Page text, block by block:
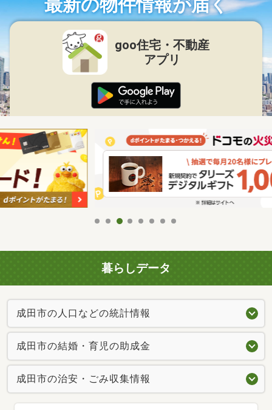
最新の物件情報が届く
goo住宅・不動産
アプリ
暮らしデータ
成田市の人口などの統計情報
成田市の結婚・育児の助成金
成田市の治安・ごみ収集情報